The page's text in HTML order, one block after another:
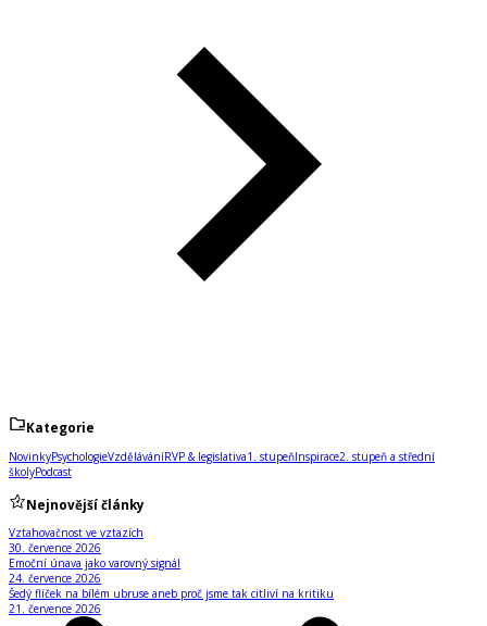
Kategorie
NovinkyPsychologieVzděláváníRVP & legislativa1. stupeňInspirace2. stupeň a střední
školyPodcast
Nejnovější články
Vztahovačnost ve vztazích
30. července 2026
Emoční únava jako varovný signál
24. července 2026
Šedý flíček na bílém ubruse aneb proč jsme tak citliví na kritiku
21. července 2026